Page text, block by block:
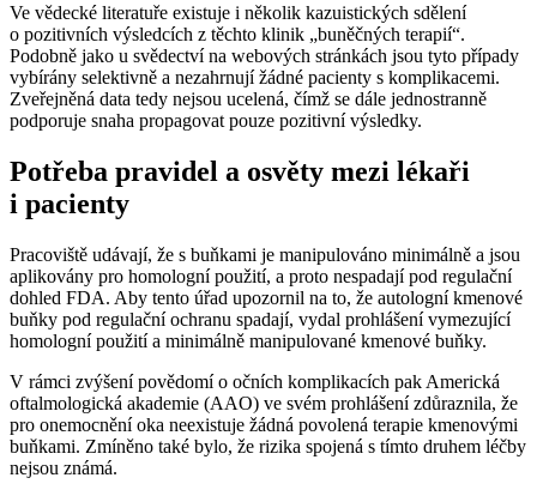
Ve vědecké literatuře existuje i několik kazuistických sdělení
o pozitivních výsledcích z těchto klinik „buněčných terapií“.
Podobně jako u svědectví na webových stránkách jsou tyto případy
vybírány selektivně a nezahrnují žádné pacienty s komplikacemi.
Zveřejněná data tedy nejsou ucelená, čímž se dále jednostranně
podporuje snaha propagovat pouze pozitivní výsledky.
Potřeba pravidel a osvěty mezi lékaři
i pacienty
Pracoviště udávají, že s buňkami je manipulováno minimálně a jsou
aplikovány pro homologní použití, a proto nespadají pod regulační
dohled FDA. Aby tento úřad upozornil na to, že autologní kmenové
buňky pod regulační ochranu spadají, vydal prohlášení vymezující
homologní použití a minimálně manipulované kmenové buňky.
V rámci zvýšení povědomí o očních komplikacích pak Americká
oftalmologická akademie (AAO) ve svém prohlášení zdůraznila, že
pro onemocnění oka neexistuje žádná povolená terapie kmenovými
buňkami. Zmíněno také bylo, že rizika spojená s tímto druhem léčby
nejsou známá.